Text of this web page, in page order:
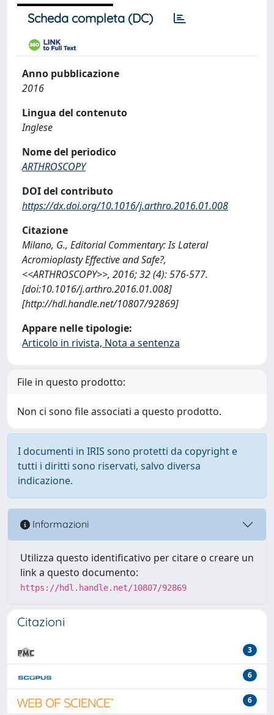
Scheda completa (DC)
Anno pubblicazione
2016
Lingua del contenuto
Inglese
Nome del periodico
ARTHROSCOPY
DOI del contributo
https://dx.doi.org/10.1016/j.arthro.2016.01.008
Citazione
Milano, G., Editorial Commentary: Is Lateral
Acromioplasty Effective and Safe?,
<<ARTHROSCOPY>>, 2016; 32 (4): 576-577.
[doi:10.1016/j.arthro.2016.01.008]
[http://hdl.handle.net/10807/92869]
Appare nelle tipologie:
Articolo in rivista, Nota a sentenza
File in questo prodotto:
Non ci sono file associati a questo prodotto.
I documenti in IRIS sono protetti da copyright e
tutti i diritti sono riservati, salvo diversa
indicazione.
Informazioni
Utilizza questo identificativo per citare o creare un
link a questo documento:
https://hdl.handle.net/10807/92869
Citazioni
3
6
6